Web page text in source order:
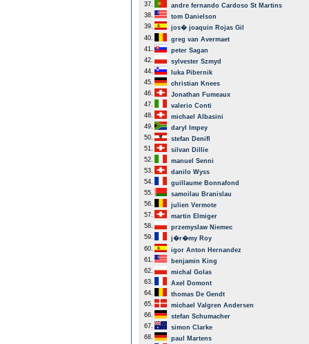
37.
andre fernando Cardoso St Martins
38.
tom Danielson
39.
jos� joaquin Rojas Gil
40.
greg van Avermaet
41.
peter Sagan
42.
sylvester Szmyd
44.
luka Pibernik
45.
christian Knees
46.
Jonathan Fumeaux
47.
valerio Conti
48.
michael Albasini
49.
daryl Impey
50.
stefan Denifl
51.
silvan Dillie
52.
manuel Senni
53.
danilo Wyss
54.
guillaume Bonnafond
55.
samoilau Branislau
56.
julien Vermote
57.
martin Elmiger
58.
przemyslaw Niemec
59.
j�r�my Roy
60.
igor Anton Hernandez
61.
benjamin King
62.
michal Golas
63.
Axel Domont
64.
thomas De Gendt
65.
michael Valgren Andersen
66.
stefan Schumacher
67.
simon Clarke
68.
paul Martens